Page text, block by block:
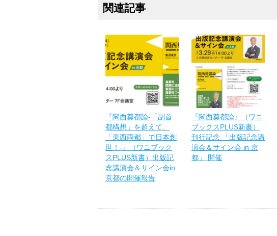
関連記事
『関西奠都論-「副首
都構想」を超えて、
「東西両都」で日本創
世！-』（ワニブック
スPLUS新書）出版記
念講演会＆サイン会in
京都の開催報告
『関西奠都論』（ワニ
ブックスPLUS新書）
刊行記念 「出版記念講
演会＆サイン会 in 京
都」 開催